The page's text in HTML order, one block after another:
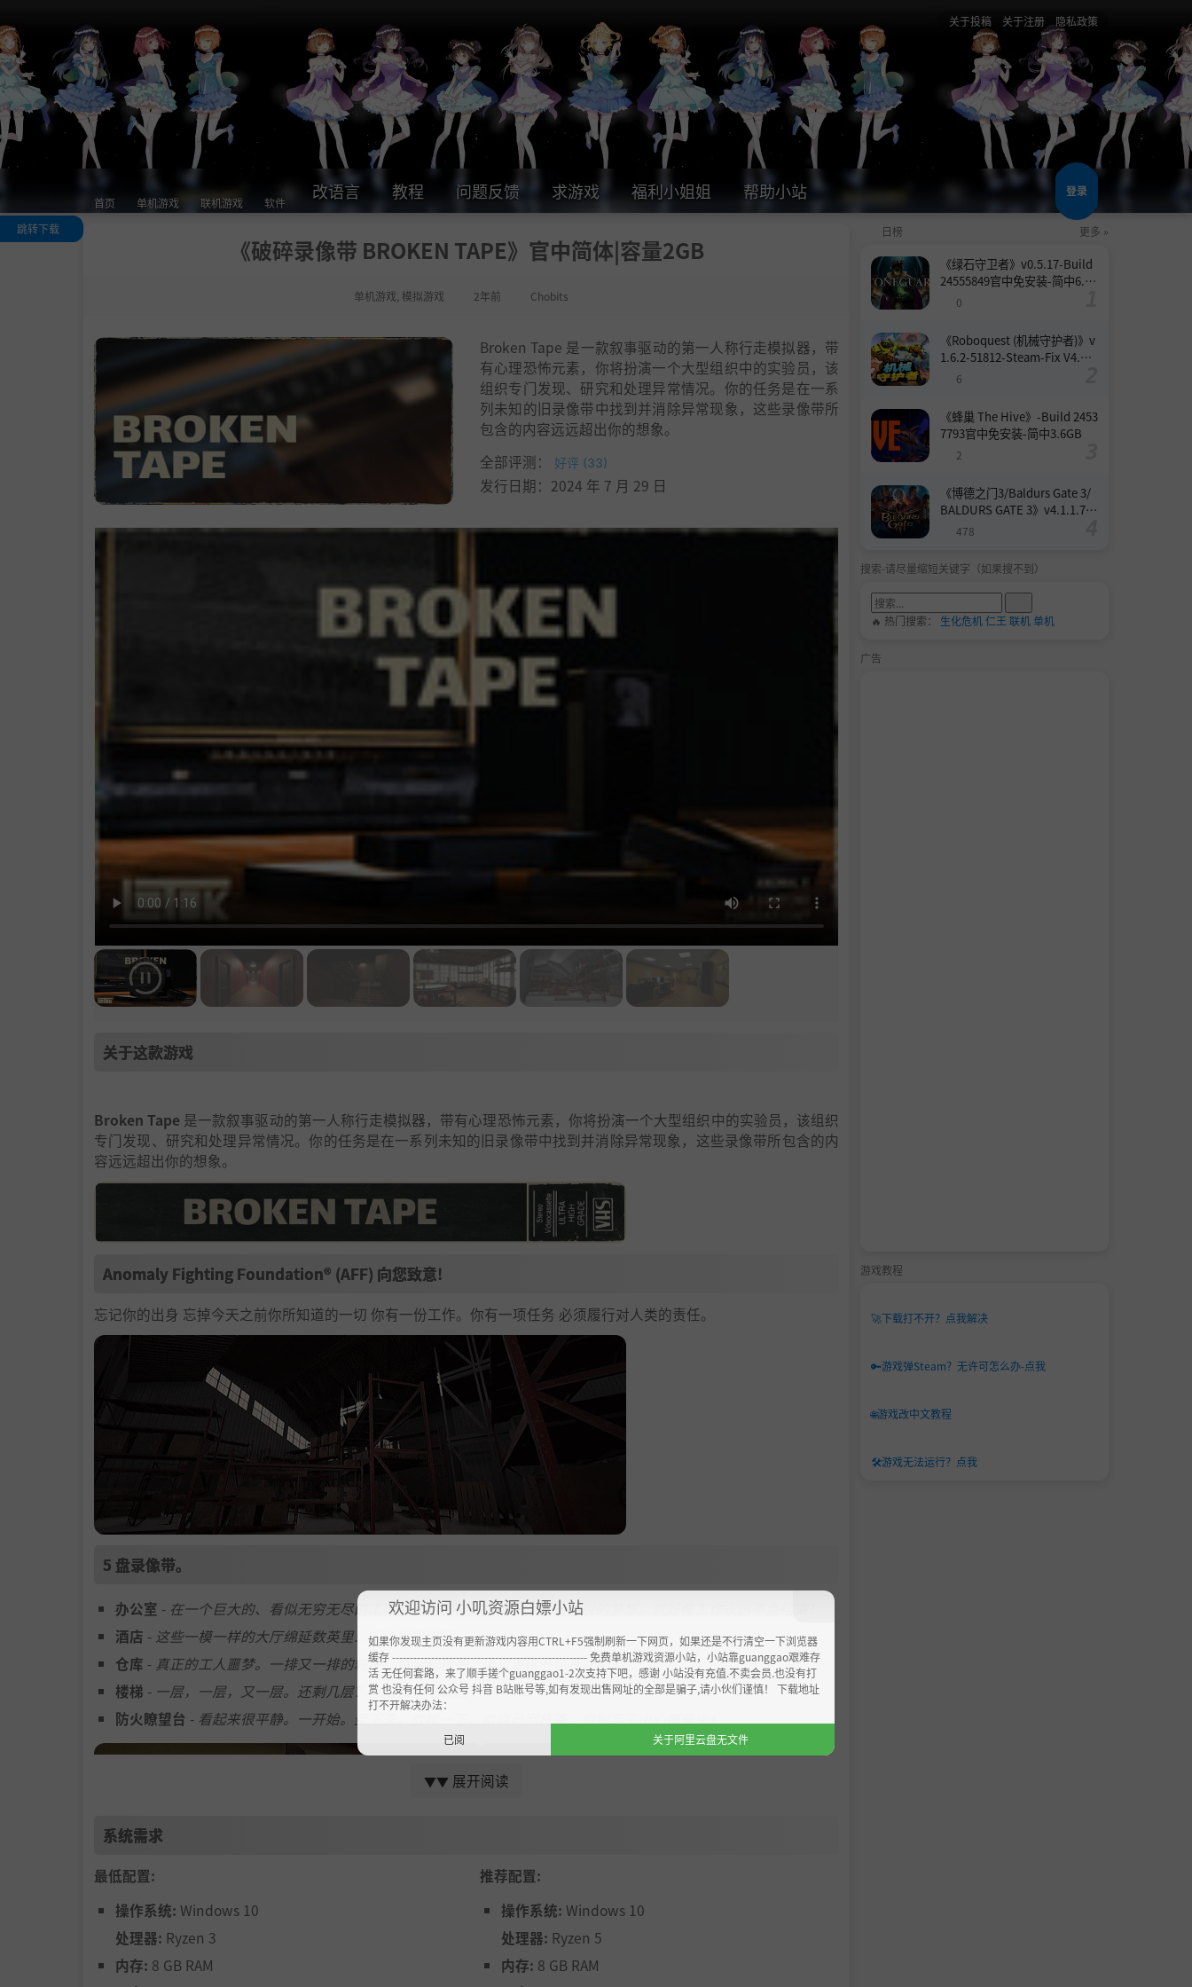
关于投稿 关于注册 隐私政策
首页 单机游戏 联机游戏 软件
改语言 教程 问题反馈 求游戏 福利小姐姐 帮助小站 登录
《破碎录像带 BROKEN TAPE》官中简体|容量2GB
单机游戏 模拟游戏 2年前 Chobits
跳转下载
Broken Tape 是一款叙事驱动的第一人称行走模拟器，带
有心理恐怖元素，你将扮演一个大型组织中的实验员，该
组织专门发现、研究和处理异常情况。你的任务是在一系
列未知的旧录像带中找到并消除异常现象，这些录像带所
包含的内容远远超出你的想象。
全部评测：
好评 (33)
发行日期：2024 年 7 月 29 日
关于这款游戏
Broken Tape 是一款叙事驱动的第一人称行走模拟器，带有心理恐怖元素，你将扮演一个大型组织中的实验员，该组织
专门发现、研究和处理异常情况。你的任务是在一系列未知的旧录像带中找到并消除异常现象，这些录像带所包含的内
容远远超出你的想象。
Anomaly Fighting Foundation® (AFF) 向您致意!
忘记你的出身 忘掉今天之前你所知道的一切 你有一份工作。你有一项任务 必须履行对人类的责任。
5 盘录像带。
办公室 - 在一个巨大的、看似无穷无尽的工作空间里徜徉，真是一个令人愉悦的梦想。就好像工作永远不会结束！
酒店 - 这些一模一样的大厅绵延数英里... 祝你找到房间。
仓库 - 真正的工人噩梦。一排又一排的箱子、货架和箱子。谁知道你的包裹在哪里...
楼梯 - 一层，一层，又一层。还剩几层？你应该等电梯的
防火瞭望台 - 看起来很平静。一开始。坐下来，放松一下，给自己泡杯茶，但别忘了小心那些火！
进去。找到它。修复它。离开。
▼▼ 展开阅读
系统需求
最低配置:
操作系统: Windows 10
处理器: Ryzen 3
内存: 8 GB RAM
推荐配置:
操作系统: Windows 10
处理器: Ryzen 5
内存: 8 GB RAM
日榜 更多 »
《绿石守卫者》v0.5.17-Build
24555849官中免安装-简中6.6
0
《Roboquest (机械守护者)》v
1.6.2-51812-Steam-Fix V4.联
机版官中简体
6
《蜂巢 The Hive》-Build 2453
7793官中免安装-简中3.6GB
2
《博德之门3/Baldurs Gate 3/
BALDURS GATE 3》v4.1.1.739
8727-Build 24532579官中免安
478
搜索-请尽量缩短关键字（如果搜不到）
🔥 热门搜索： 生化危机仁王 联机单机
广告
游戏教程
🚀下载打不开？点我解决
🔑游戏弹Steam？无许可怎么办-点我
🌐游戏改中文教程
🛠️游戏无法运行？点我
欢迎访问 小叽资源白嫖小站
如果你发现主页没有更新游戏内容用CTRL+F5强制刷新一下网页，如果还是不行清空一下浏览器
缓存 ------------------------------------------------------- 免费单机游戏资源小站，小站靠guanggao艰难存
活 无任何套路，来了顺手搓个guanggao1-2次支持下吧，感谢 小站没有充值.不卖会员.也没有打
赏 也没有任何 公众号 抖音 B站账号等,如有发现出售网址的全部是骗子,请小伙们谨慎！ 下载地址
打不开解决办法：
已阅 关于阿里云盘无文件